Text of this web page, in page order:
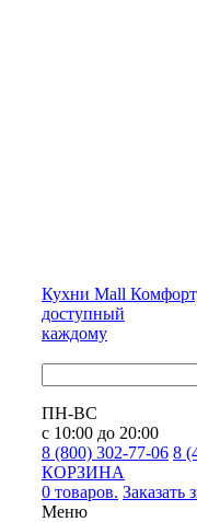
Кухни Mall
доступный
каждому
ПН-ВС
с 10:00 до 20:00
8 (800) 302-77-06 8
КОРЗИНА
0 товаров. Заказать
Меню